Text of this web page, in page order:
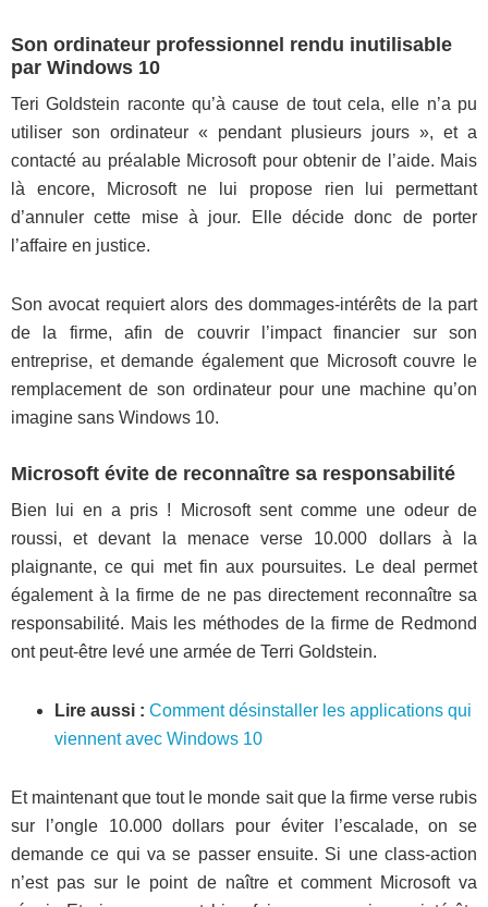
Son ordinateur professionnel rendu inutilisable
par Windows 10
Teri Goldstein raconte qu’à cause de tout cela, elle n’a pu
utiliser son ordinateur « pendant plusieurs jours », et a
contacté au préalable Microsoft pour obtenir de l’aide. Mais
là encore, Microsoft ne lui propose rien lui permettant
d’annuler cette mise à jour. Elle décide donc de porter
l’affaire en justice.
Son avocat requiert alors des dommages-intérêts de la part
de la firme, afin de couvrir l’impact financier sur son
entreprise, et demande également que Microsoft couvre le
remplacement de son ordinateur pour une machine qu’on
imagine sans Windows 10.
Microsoft évite de reconnaître sa responsabilité
Bien lui en a pris ! Microsoft sent comme une odeur de
roussi, et devant la menace verse 10.000 dollars à la
plaignante, ce qui met fin aux poursuites. Le deal permet
également à la firme de ne pas directement reconnaître sa
responsabilité. Mais les méthodes de la firme de Redmond
ont peut-être levé une armée de Terri Goldstein.
Lire aussi : Comment désinstaller les applications qui
viennent avec Windows 10
Et maintenant que tout le monde sait que la firme verse rubis
sur l’ongle 10.000 dollars pour éviter l’escalade, on se
demande ce qui va se passer ensuite. Si une class-action
n’est pas sur le point de naître et comment Microsoft va